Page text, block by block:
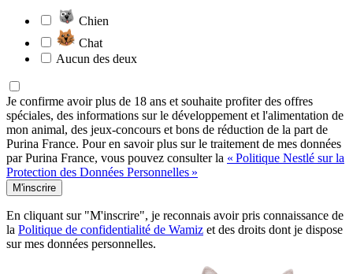
Chien
Chat
Aucun des deux
Je confirme avoir plus de 18 ans et souhaite profiter des offres
spéciales, des informations sur le développement et l'alimentation de
mon animal, des jeux-concours et bons de réduction de la part de
Purina France. Pour en savoir plus sur le traitement de mes données
par Purina France, vous pouvez consulter la « Politique Nestlé sur la
Protection des Données Personnelles »
M'inscrire
En cliquant sur "M'inscrire", je reconnais avoir pris connaissance de
la Politique de confidentialité de Wamiz et des droits dont je dispose
sur mes données personnelles.